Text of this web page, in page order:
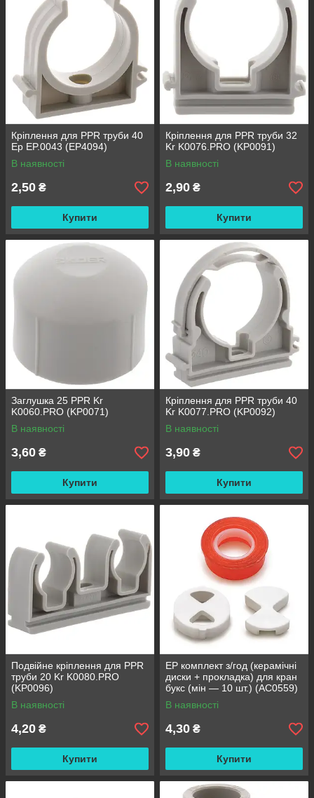
Кріплення для PPR труби 40
Ep EP.0043 (EP4094)
В наявності
2,50 ₴
Купити
Кріплення для PPR труби 32
Kr K0076.PRO (KP0091)
В наявності
2,90 ₴
Купити
Заглушка 25 PPR Kr
K0060.PRO (KP0071)
В наявності
3,60 ₴
Купити
Кріплення для PPR труби 40
Kr K0077.PRO (KP0092)
В наявності
3,90 ₴
Купити
Подвійне кріплення для PPR
труби 20 Kr K0080.PRO
(KP0096)
В наявності
4,20 ₴
Купити
EP комплект з/год (керамічні
диски + прокладка) для кран
букс (мін — 10 шт.) (AC0559)
В наявності
4,30 ₴
Купити